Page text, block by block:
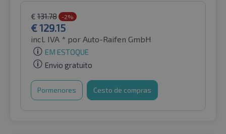
€ 131.78 -2%
€129.15
incl. IVA * por Auto-Raifen GmbH
EM ESTOQUE
Envio gratuito
Pormenores Cesto de compras